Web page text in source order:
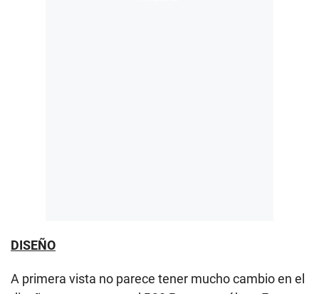
DISEÑO
A primera vista no parece tener mucho cambio en el